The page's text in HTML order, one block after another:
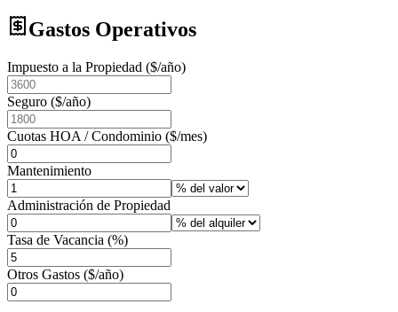
Gastos Operativos
Impuesto a la Propiedad ($/año)
Seguro ($/año)
Cuotas HOA / Condominio ($/mes)
Mantenimiento
Administración de Propiedad
Tasa de Vacancia (%)
Otros Gastos ($/año)